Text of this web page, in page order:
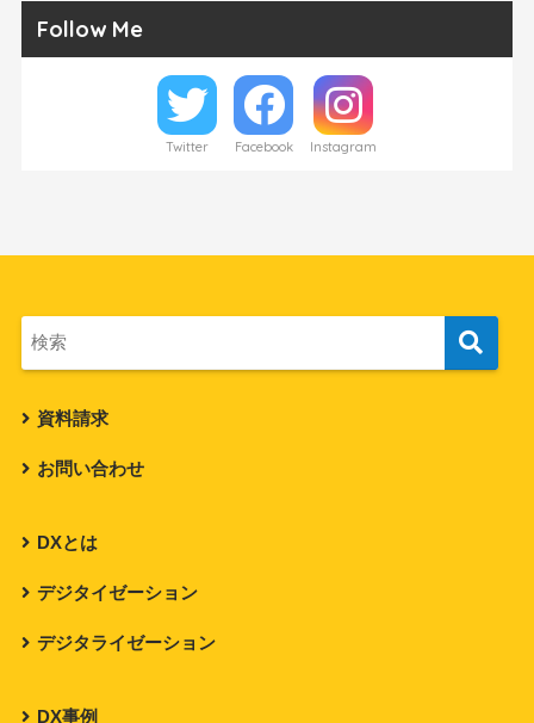
Follow Me
Twitter Facebook Instagram
資料請求
お問い合わせ
DXとは
デジタイゼーション
デジタライゼーション
DX事例